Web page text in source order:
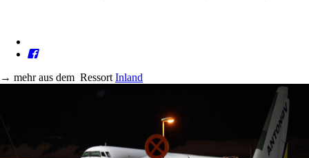
→ mehr aus dem Ressort Inland